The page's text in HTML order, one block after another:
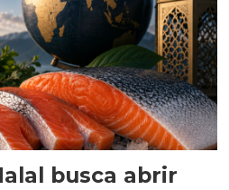
busca abrir